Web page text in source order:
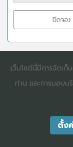
ปิดจอง
COPYRIGHT ©2025
เว็บไซต์นี้มีการจัดเก็
ท่าน และการมอบบ
ตั้ง